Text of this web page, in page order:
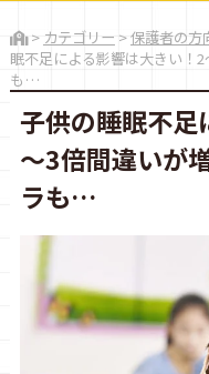
> カテゴリー >保護者の方
眠不足による影響は大きい！
も…
子供の睡眠不足
～3倍間違いが
ラも…